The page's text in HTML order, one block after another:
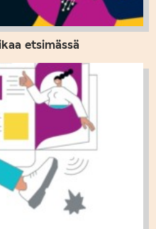
etsimässä